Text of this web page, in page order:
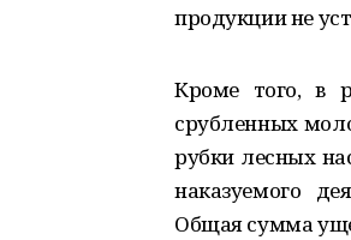
продукции не
Кроме того, в
срубленных
рубки лесных
наказуемого
Общая сумма